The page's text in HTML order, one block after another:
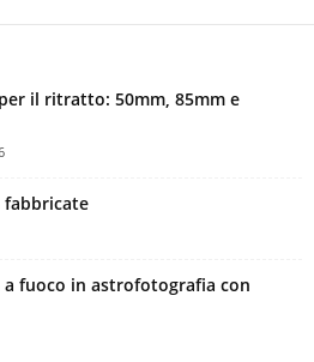
il ritratto: 50mm, 85mm e
fabbricate
a fuoco in astrofotografia con